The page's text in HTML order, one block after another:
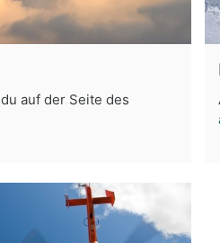
auf der Seite des